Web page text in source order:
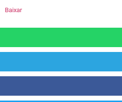
Baixar